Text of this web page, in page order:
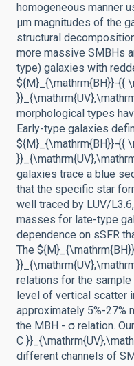
homogeneous manner
μm magnitudes of the
structural
more massive SMBHs
type) galaxies with
${M}_{\mathrm{BH}}-{{
morphological types
Early-type galaxies
${M}_{\mathrm{BH}}-{{
galaxies trace a blue
that the specific star
well traced by LUV/
masses for late-type
dependence on sSFR
The
relations for the
level of vertical scatter
approximately 5%-27%
the MBH - σ relation.
C
different channels of